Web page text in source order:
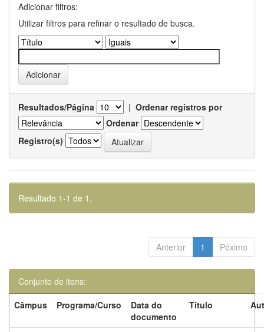
Adicionar filtros:
Utilizar filtros para refinar o resultado de busca.
Resultados/Página | Ordenar registros por
Ordenar
Registro(s)
Resultado 1-1 de 1.
Anterior 1 Póximo
Conjunto de itens:
Câmpus
Programa/Curso
Data do
documento
Título